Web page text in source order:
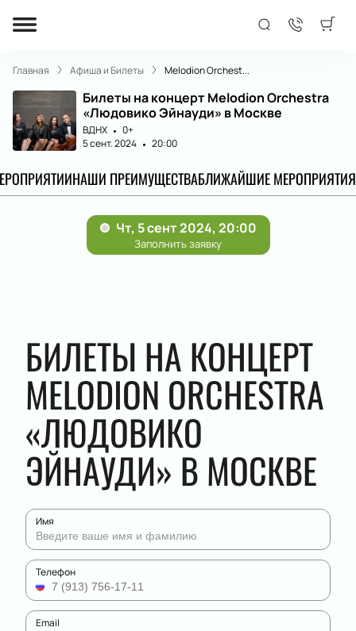
Главная Афиша и Билеты Melodion Orchest...
Билеты на концерт Melodion Orchestra
«Людовико Эйнауди» в Москве
ВДНХ
0+
5 сент. 2024
20:00
НАШИ ПРЕИМУЩЕСТВАБЛИЖАЙШИЕ МЕРОПРИЯТИЯ
БИЛЕТЫ НА КОНЦЕРТ
MELODION ORCHESTRA
«ЛЮДОВИКО
ЭЙНАУДИ» В МОСКВЕ
Имя
Телефон
Email